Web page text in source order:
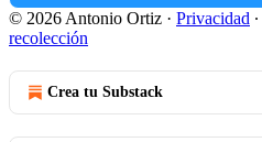
© 2026 Antonio Ortiz · Privacidad ∙
recolección
Crea tu Substack